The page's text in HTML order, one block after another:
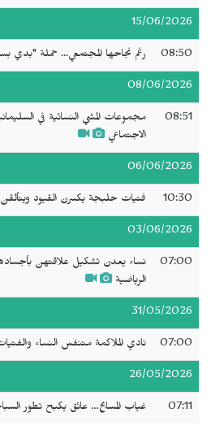
15/06/2026
08:50 رغم نجاحها المجتمعي... حملة "بدي
08/06/2026
08:51
مجموعات المشي النسائية في
الاجتماعي
06/06/2026
10:30 فتيات حلبجة يكسرن القيود ويتألقن
03/06/2026
07:00
نساء يعدن تشكيل علاقتهن
الرياضية
31/05/2026
07:00 نادي الملاكمة متنفس النساء
26/05/2026
07:11 غياب المسابح… عائق يكبح تطور